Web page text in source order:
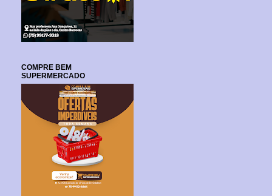
COMPRE BEM
SUPERMERCADO